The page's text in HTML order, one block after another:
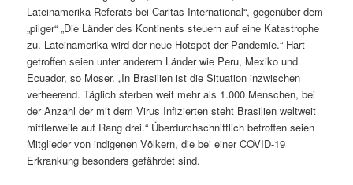
Lateinamerika-Referats bei Caritas International“, gegenüber dem
„pilger“ „Die Länder des Kontinents steuern auf eine Katastrophe
zu. Lateinamerika wird der neue Hotspot der Pandemie.“ Hart
getroffen seien unter anderem Länder wie Peru, Mexiko und
Ecuador, so Moser. „In Brasilien ist die Situation inzwischen
verheerend. Täglich sterben weit mehr als 1.000 Menschen, bei
der Anzahl der mit dem Virus Infizierten steht Brasilien weltweit
mittlerweile auf Rang drei.“ Überdurchschnittlich betroffen seien
Mitglieder von indigenen Völkern, die bei einer COVID-19
Erkrankung besonders gefährdet sind.